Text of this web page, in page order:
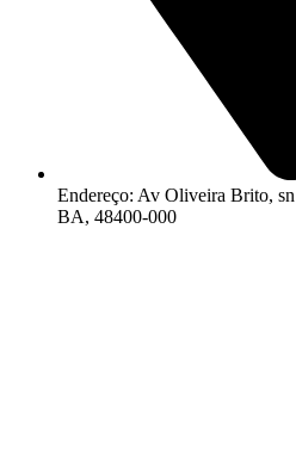
Endereço: Av Oliveira Brito,
BA, 48400-000